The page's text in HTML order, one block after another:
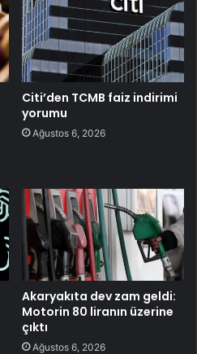
Citi’den TCMB faiz indirimi
yorumu
Ağustos 6, 2026
Akaryakıta dev zam geldi:
Motorin 80 liranın üzerine
çıktı
Ağustos 6, 2026